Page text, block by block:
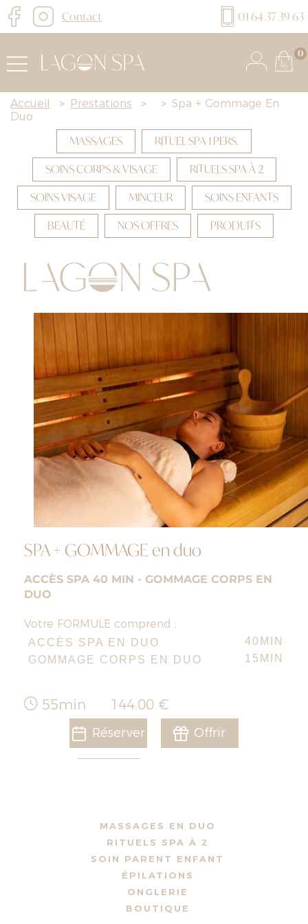
Contact 01 64 37 39 63
0
Accueil > Prestations > > Spa + Gommage En
Duo
MASSAGES
RITUEL SPA 1 PERS.
SOINS CORPS & VISAGE
RITUELS SPA À 2
SOINS VISAGE
MINCEUR
SOINS ENFANTS
BEAUTÉ
NOS OFFRES PRODUITS
SPA + GOMMAGE en duo
ACCÈS SPA 40 MIN - GOMMAGE CORPS EN
DUO
Votre FORMULE comprend :
ACCÈS SPA EN DUO
40MIN
GOMMAGE CORPS EN DUO
15MIN
55min 144,00 €
Réserver Offrir
MASSAGES EN DUO
RITUELS SPA À 2
SOIN PARENT ENFANT
ÉPILATIONS
ONGLERIE
BOUTIQUE